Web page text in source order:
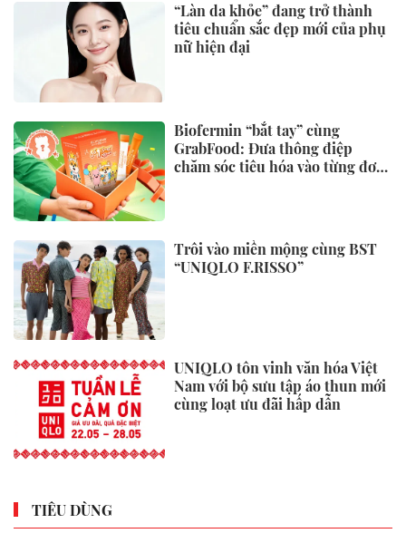
“Làn da khỏe” đang trở thành
tiêu chuẩn sắc đẹp mới của phụ
nữ hiện đại
Biofermin “bắt tay” cùng
GrabFood: Đưa thông điệp
chăm sóc tiêu hóa vào từng đơn
Trôi vào miền mộng cùng BST
“UNIQLO F.RISSO”
UNIQLO tôn vinh văn hóa Việt
Nam với bộ sưu tập áo thun mới
cùng loạt ưu đãi hấp dẫn
TIÊU DÙNG